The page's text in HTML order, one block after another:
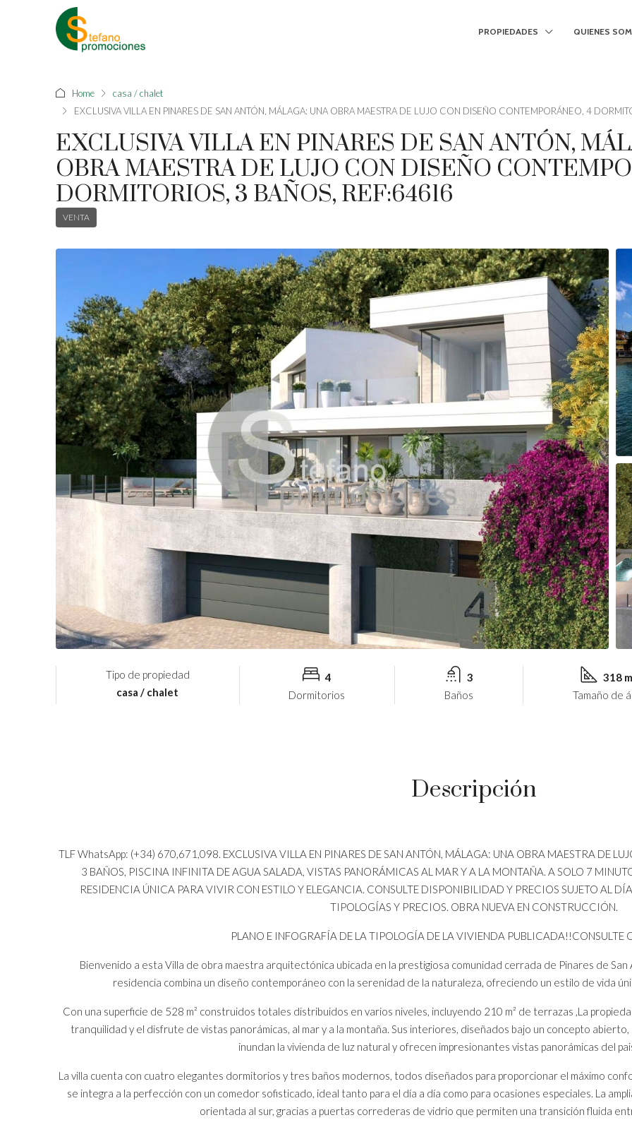
PROPIEDADES QUIENES
Home
casa / chalet
EXCLUSIVA VILLA EN PINARES DE SAN ANTÓN, MÁLAGA: UNA OBRA MAESTRA DE LUJO CON DISEÑO CONTEMPORÁNEO, 4
EXCLUSIVA VILLA EN PINARES DE SAN ANTÓN,
OBRA MAESTRA DE LUJO CON DISEÑO
DORMITORIOS, 3 BAÑOS, REF:64616
VENTA
Tipo de propiedad
casa / chalet
4
Dormitorios
3
Baños
318
Tamaño de
Descripción
TLF WhatsApp: (+34) 670,671,098. EXCLUSIVA VILLA EN PINARES DE SAN ANTÓN, MÁLAGA: UNA OBRA MAESTRA DE
3 BAÑOS, PISCINA INFINITA DE AGUA SALADA, VISTAS PANORÁMICAS AL MAR Y A LA MONTAÑA. A SOLO 7
RESIDENCIA ÚNICA PARA VIVIR CON ESTILO Y ELEGANCIA. CONSULTE DISPONIBILIDAD Y PRECIOS SUJETO AL
TIPOLOGÍAS Y PRECIOS. OBRA NUEVA EN CONSTRUCCIÓN.
PLANO E INFOGRAFÍA DE LA TIPOLOGÍA DE LA VIVIENDA PUBLICADA!!CONSULTE
Bienvenido a esta Villa de obra maestra arquitectónica ubicada en la prestigiosa comunidad cerrada de Pinares de
residencia combina un diseño contemporáneo con la serenidad de la naturaleza, ofreciendo un estilo de vida
Con una superficie de 528 m² construidos totales distribuidos en varios niveles, incluyendo 210 m² de terrazas ,La
tranquilidad y el disfrute de vistas panorámicas, al mar y a la montaña. Sus interiores, diseñados bajo un concepto
inundan la vivienda de luz natural y ofrecen impresionantes vistas panorámicas del
La villa cuenta con cuatro elegantes dormitorios y tres baños modernos, todos diseñados para proporcionar el máximo
se integra a la perfección con un comedor sofisticado, ideal tanto para el día a día como para ocasiones especiales. La
orientada al sur, gracias a puertas correderas de vidrio que permiten una transición fluida